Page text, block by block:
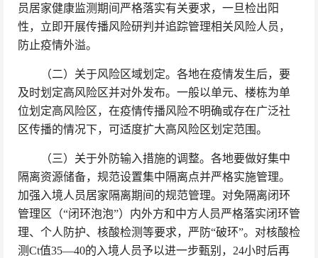
员居家健康监测期间严格落实有关要求，一旦检出阳
性，立即开展传播风险研判并追踪管理相关风险人员，
防止疫情外溢。
（二）关于风险区域划定。各地在疫情发生后，要
及时划定高风险区并对外发布。一般以单元、楼栋为单
位划定高风险区，在疫情传播风险不明确或存在广泛社
区传播的情况下，可适度扩大高风险区划定范围。
（三）关于外防输入措施的调整。各地要做好集中
隔离资源储备，规范设置集中隔离点并严格实施管理。
加强入境人员居家隔离期间的规范管理。对免隔离闭环
管理区（“闭环泡泡”）内外方和中方人员严格落实闭环管
理、个人防护、核酸检测等要求，严防“破环”。对核酸检
测Ct值35—40的入境人员予以进一步甄别，24小时后再